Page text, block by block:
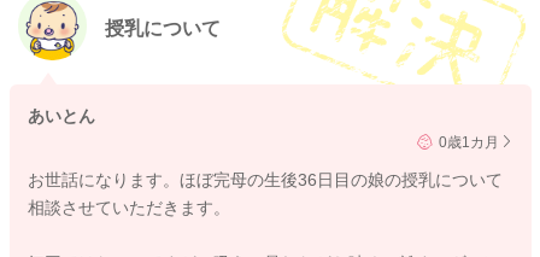
授乳について
あいとん
0歳1カ月
お世話になります。ほぼ完母の生後36日目の娘の授乳について
相談させていただきます。